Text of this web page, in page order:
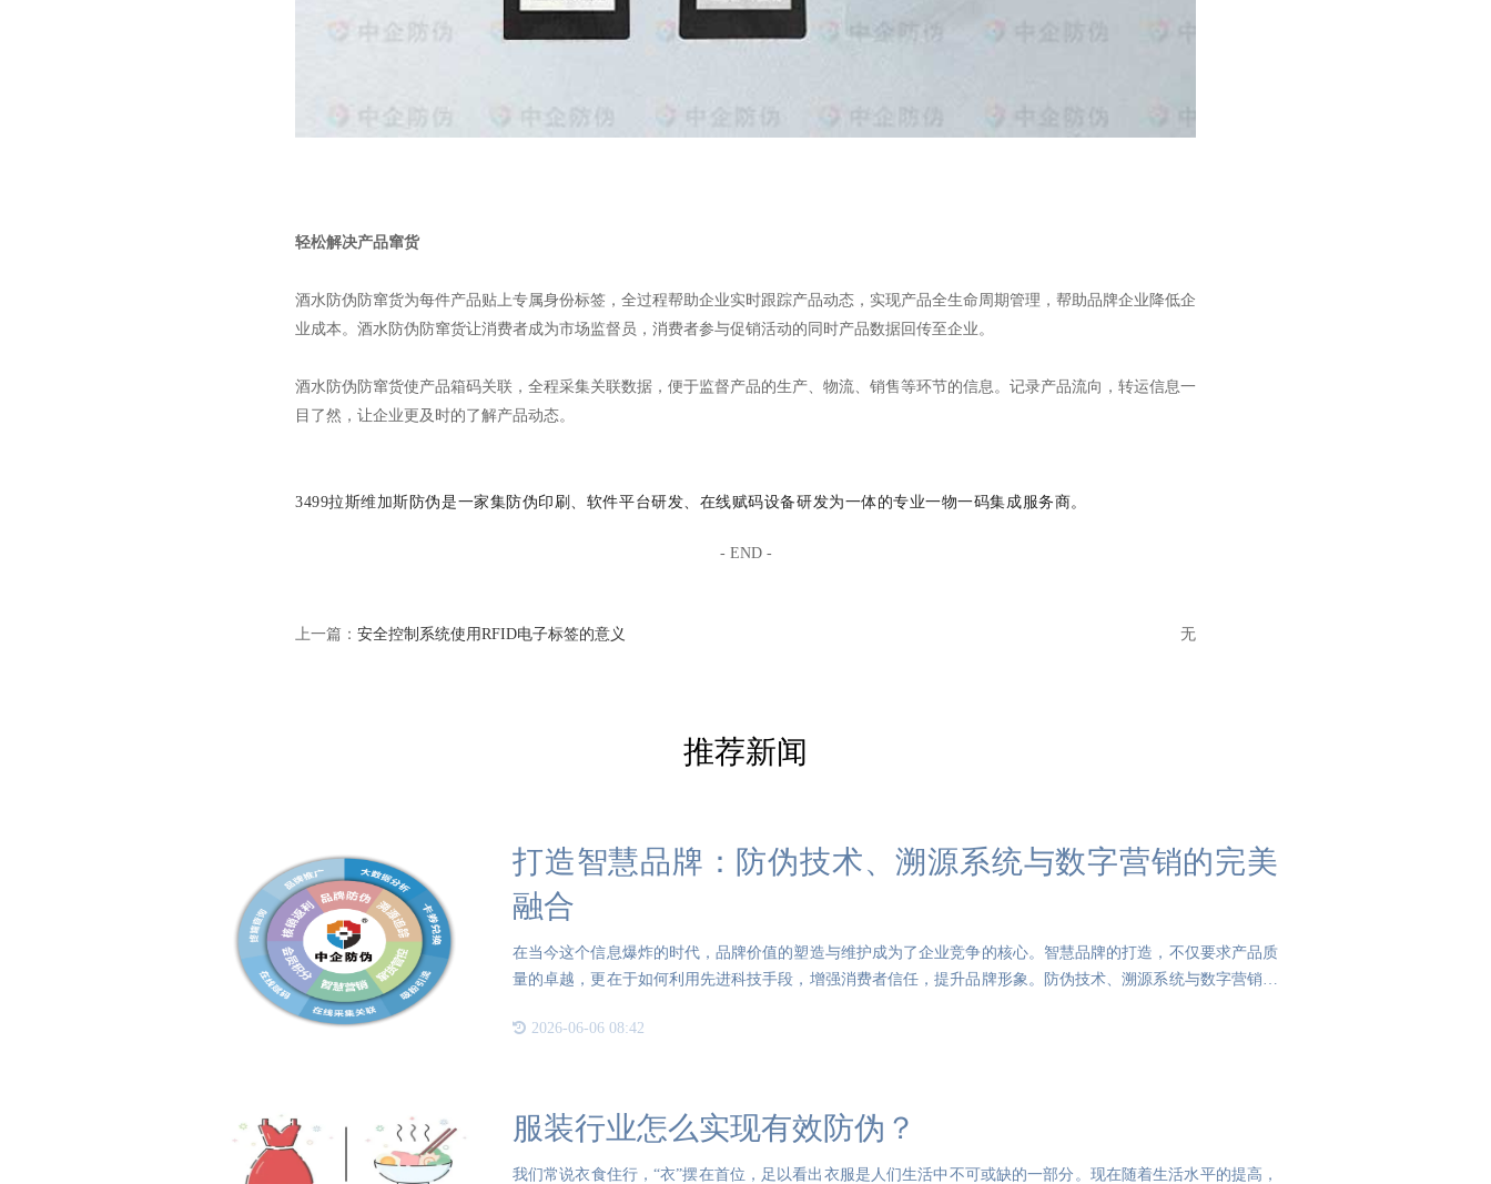
轻松解决产品窜货
酒水防伪防窜货为每件产品贴上专属身份标签，全过程帮助企业实时跟踪产品动态，实现产品全生命周期管理，帮助品牌企业降低企
业成本。酒水防伪防窜货让消费者成为市场监督员，消费者参与促销活动的同时产品数据回传至企业。
酒水防伪防窜货使产品箱码关联，全程采集关联数据，便于监督产品的生产、物流、销售等环节的信息。记录产品流向，转运信息一
目了然，让企业更及时的了解产品动态。
3499拉斯维加斯 防伪是一家集防伪印刷、软件平台研发、在线赋码设备研发为一体的专业一物一码集成服务商。
- END -
上一篇： 安全控制系统使用RFID电子标签的意义 无
推荐新闻
打造智慧品牌：防伪技术、溯源系统与数字营销的完美
融合
在当今这个信息爆炸的时代，品牌价值的塑造与维护成为了企业竞争的核心。智慧品牌的打造，不仅要求产品质
量的卓越，更在于如何利用先进科技手段，增强消费者信任，提升品牌形象。防伪技术、溯源系统与数字营销的
2026-06-06 08:42
服装行业怎么实现有效防伪？
我们常说衣食住行，“衣”摆在首位，足以看出衣服是人们生活中不可或缺的一部分。现在随着生活水平的提高，